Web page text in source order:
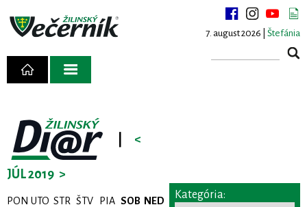
7. august 2026 | Štefánia
<
JÚL 2019 >
PON UTO STR ŠTV PIA SOB NED Kategória: